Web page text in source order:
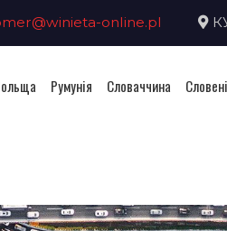
online.pl
Румунія Словаччина